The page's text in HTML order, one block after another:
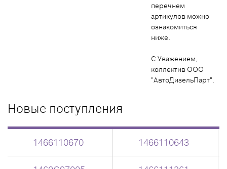
перечнем
артикулов можно
ознакомиться
ниже.
С Уважением,
коллектив ООО
"АвтоДизельПарт".
Новые поступления
1466110670 1466110643